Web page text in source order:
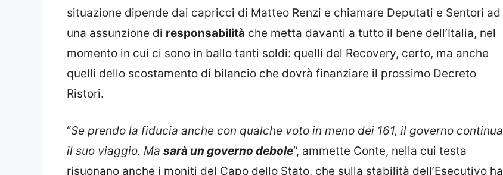
situazione dipende dai capricci di Matteo Renzi e chiamare Deputati e Sentori ad
una assunzione di responsabilità che metta davanti a tutto il bene dell’Italia, nel
momento in cui ci sono in ballo tanti soldi: quelli del Recovery, certo, ma anche
quelli dello scostamento di bilancio che dovrà finanziare il prossimo Decreto
Ristori.
“Se prendo la fiducia anche con qualche voto in meno dei 161, il governo continua
il suo viaggio. Ma sarà un governo debole“, ammette Conte, nella cui testa
risuonano anche i moniti del Capo dello Stato, che sulla stabilità dell’Esecutivo ha